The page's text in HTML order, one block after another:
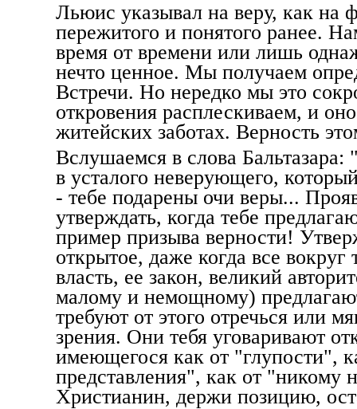
Льюис указывал на веру, как на
пережитого и понятого ранее.
время от времени или лишь
нечто ценное. Мы получаем
Встречи. Но нередко мы это
откровения расплескиваем, и
житейских заботах. Верность
Вслушаемся в слова
в усталого неверующего,
- тебе подарены очи веры...
утверждать, когда тебе
пример призыва верности!
открытое, даже когда все вокруг
власть, ее закон, великий
малому и немощному)
требуют от этого отречься или
зрения. Они тебя уговаривают
имеющегося как от "глупости",
представления", как от "никому
Христианин, держи позицию,